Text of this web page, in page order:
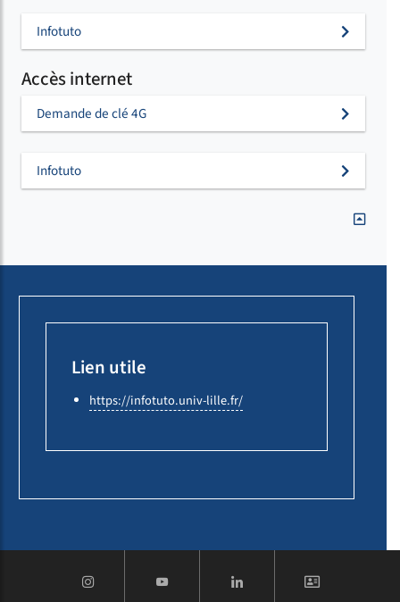
Infotuto
Accès internet
Demande de clé 4G
Infotuto
Lien utile
https://infotuto.univ-lille.fr/